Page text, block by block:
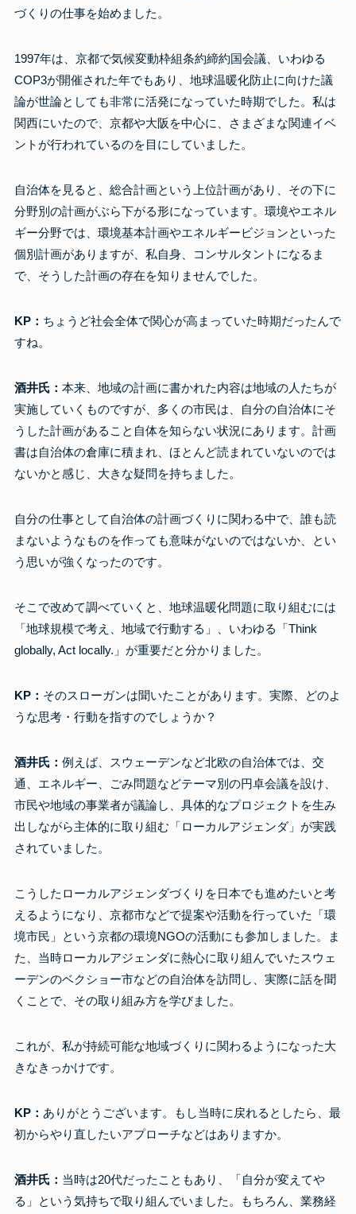
づくりの仕事を始めました。
1997年は、京都で気候変動枠組条約締約国会議、いわゆる
COP3が開催された年でもあり、地球温暖化防止に向けた議
論が世論としても非常に活発になっていた時期でした。私は
関西にいたので、京都や大阪を中心に、さまざまな関連イベ
ントが行われているのを目にしていました。
自治体を見ると、総合計画という上位計画があり、その下に
分野別の計画がぶら下がる形になっています。環境やエネル
ギー分野では、環境基本計画やエネルギービジョンといった
個別計画がありますが、私自身、コンサルタントになるま
で、そうした計画の存在を知りませんでした。
KP： ちょうど社会全体で関心が高まっていた時期だったんで
すね。
酒井氏： 本来、地域の計画に書かれた内容は地域の人たちが
実施していくものですが、多くの市民は、自分の自治体にそ
うした計画があること自体を知らない状況にあります。計画
書は自治体の倉庫に積まれ、ほとんど読まれていないのでは
ないかと感じ、大きな疑問を持ちました。
自分の仕事として自治体の計画づくりに関わる中で、誰も読
まないようなものを作っても意味がないのではないか、とい
う思いが強くなったのです。
そこで改めて調べていくと、地球温暖化問題に取り組むには
「地球規模で考え、地域で行動する」、いわゆる「Think
globally, Act locally.」が重要だと分かりました。
KP： そのスローガンは聞いたことがあります。実際、どのよ
うな思考・行動を指すのでしょうか？
酒井氏： 例えば、スウェーデンなど北欧の自治体では、交
通、エネルギー、ごみ問題などテーマ別の円卓会議を設け、
市民や地域の事業者が議論し、具体的なプロジェクトを生み
出しながら主体的に取り組む「ローカルアジェンダ」が実践
されていました。
こうしたローカルアジェンダづくりを日本でも進めたいと考
えるようになり、京都市などで提案や活動を行っていた「環
境市民」という京都の環境NGOの活動にも参加しました。ま
た、当時ローカルアジェンダに熱心に取り組んでいたスウェ
ーデンのベクショー市などの自治体を訪問し、実際に話を聞
くことで、その取り組み方を学びました。
これが、私が持続可能な地域づくりに関わるようになった大
きなきっかけです。
KP： ありがとうございます。もし当時に戻れるとしたら、最
初からやり直したいアプローチなどはありますか。
酒井氏： 当時は20代だったこともあり、「自分が変えてや
る」という気持ちで取り組んでいました。もちろん、業務経